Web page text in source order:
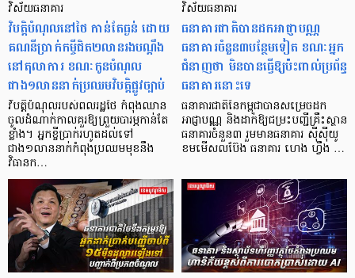
វិស័យធនាគារ
វិបត្តិបំណុល​នៅថៃ កាន់តែធ្ងន់ ដោយ
គណនីប្រាក់កម្ចីជិត២លានរងបណ្តឹង
នៅតុលាការ ខណៈកូនបំណុល
ជាង១លាននាក់ប្រឈមវិបត្តិផ្លូវច្បាប់
វិបត្តិបំណុលរបស់ពលរដ្ឋថៃ កំពុងឈាន
ចូលដំណាក់កាលគួរឱ្យព្រួយបារម្ភកាន់តែ
ខ្លាំង។ អ្នកខ្ចីប្រាក់​រហូតដល់​ទៅ
ជាង១លាននាក់កំពុងប្រឈមមុខនឹង
វិធានក…
វិស័យធនាគារ
ធនាគារជាតិបានដកអាជ្ញាបណ្ណ
ធនាគារចំនួន៣បន្ថែមទៀត ខណៈអ្នក
ជំនាញថា មិនបានធ្វើឱ្យប៉ះពាល់ប្រព័ន្ធ
ធនាគារនោះទេ
ធនាគារជាតិនៃកម្ពុជាបានសម្រេចដក
អាជ្ញាបណ្ណ និងដាក់ឱ្យជម្រះបញ្ជីគ្រឹះស្ថាន
ធនាគារចំនួន៣ រួមមានធនាគារ ស៊ីស៊ីយូ
ខមមើសលប៊ែង ធនាគារ ហេង ហ្វឹង …